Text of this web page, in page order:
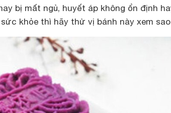
bị mất ngủ, huyết áp không ổn định
khỏe thì hãy thử vị bánh này xem sao